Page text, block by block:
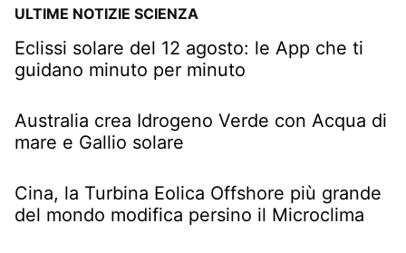
ULTIME NOTIZIE SCIENZA
Eclissi solare del 12 agosto: le App che ti
guidano minuto per minuto
Australia crea Idrogeno Verde con Acqua di
mare e Gallio solare
Cina, la Turbina Eolica Offshore più grande
del mondo modifica persino il Microclima